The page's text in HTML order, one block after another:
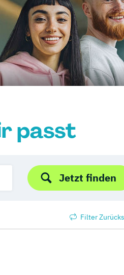
passt
Jetzt finden
Filter